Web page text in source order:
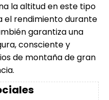
la altitud en este tipo
el rendimiento durante
garantiza una
consciente y
de montaña de gran